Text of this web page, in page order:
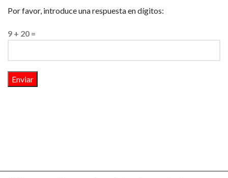
Por favor, introduce una respuesta en dígitos:
9 + 20 =